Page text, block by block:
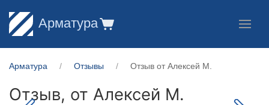
Арматура
Арматура Отзывы Отзыв от Алексей М.
Отзыв, от Алексей М.